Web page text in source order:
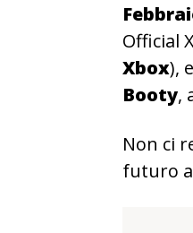
Official
Xbox),
Booty,
Non ci
futuro